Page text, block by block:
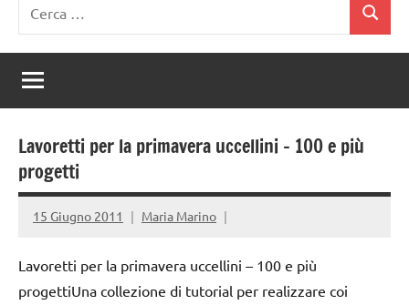
per:
Cerca
Lavoretti per la primavera uccellini – 100 e più
progetti
15 Giugno 2011 Maria Marino
Lavoretti per la primavera uccellini – 100 e più
progettiUna collezione di tutorial per realizzare coi